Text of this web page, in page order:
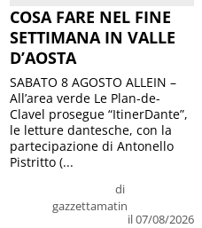
COSA FARE NEL FINE
SETTIMANA IN VALLE
D’AOSTA
di
gazzettamatin
il 07/08/2026
SABATO 8 AGOSTO ALLEIN –
All’area verde Le Plan-de-
Clavel prosegue “ItinerDante”,
le letture dantesche, con la
partecipazione di Antonello
Pistritto (...